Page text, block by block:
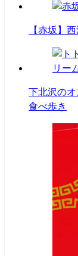
【赤坂】
下北沢の
食べ歩き